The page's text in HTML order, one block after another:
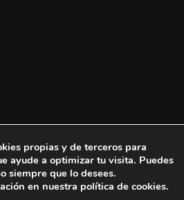
propias y de terceros para
ayude a optimizar tu visita. Puedes
siempre que lo desees.
en nuestra política de cookies.